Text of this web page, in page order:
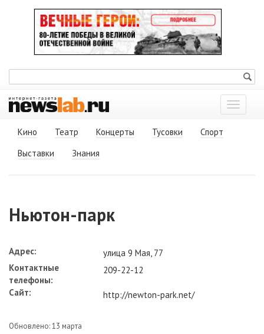
Показать
меню
Кино
Театр Концерты Тусовки
Спорт
Выставки
Знания
Ньютон-парк
Адрес:
улица 9 Мая, 77
Контактные
телефоны:
209-22-12
Сайт: http://newton-park.net/
Обновлено: 13 марта